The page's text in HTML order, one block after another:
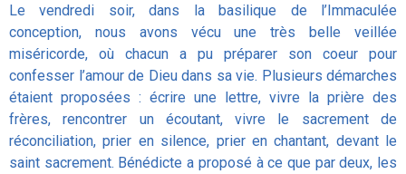
Le vendredi soir, dans la basilique de l’Immaculée
conception, nous avons vécu une très belle veillée
miséricorde, où chacun a pu préparer son coeur pour
confesser l’amour de Dieu dans sa vie. Plusieurs démarches
étaient proposées : écrire une lettre, vivre la prière des
frères, rencontrer un écoutant, vivre le sacrement de
réconciliation, prier en silence, prier en chantant, devant le
saint sacrement. Bénédicte a proposé à ce que par deux, les